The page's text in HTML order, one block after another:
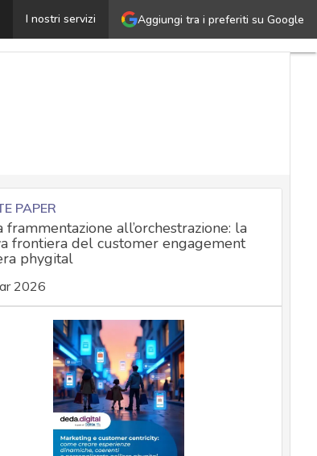
Aggiungi tra i preferiti su Google
I nostri servizi
sta migliorando la cybersecurity per le
PAPER
frammentazione all’orchestrazione: la
frontiera del customer engagement
phygital
2026